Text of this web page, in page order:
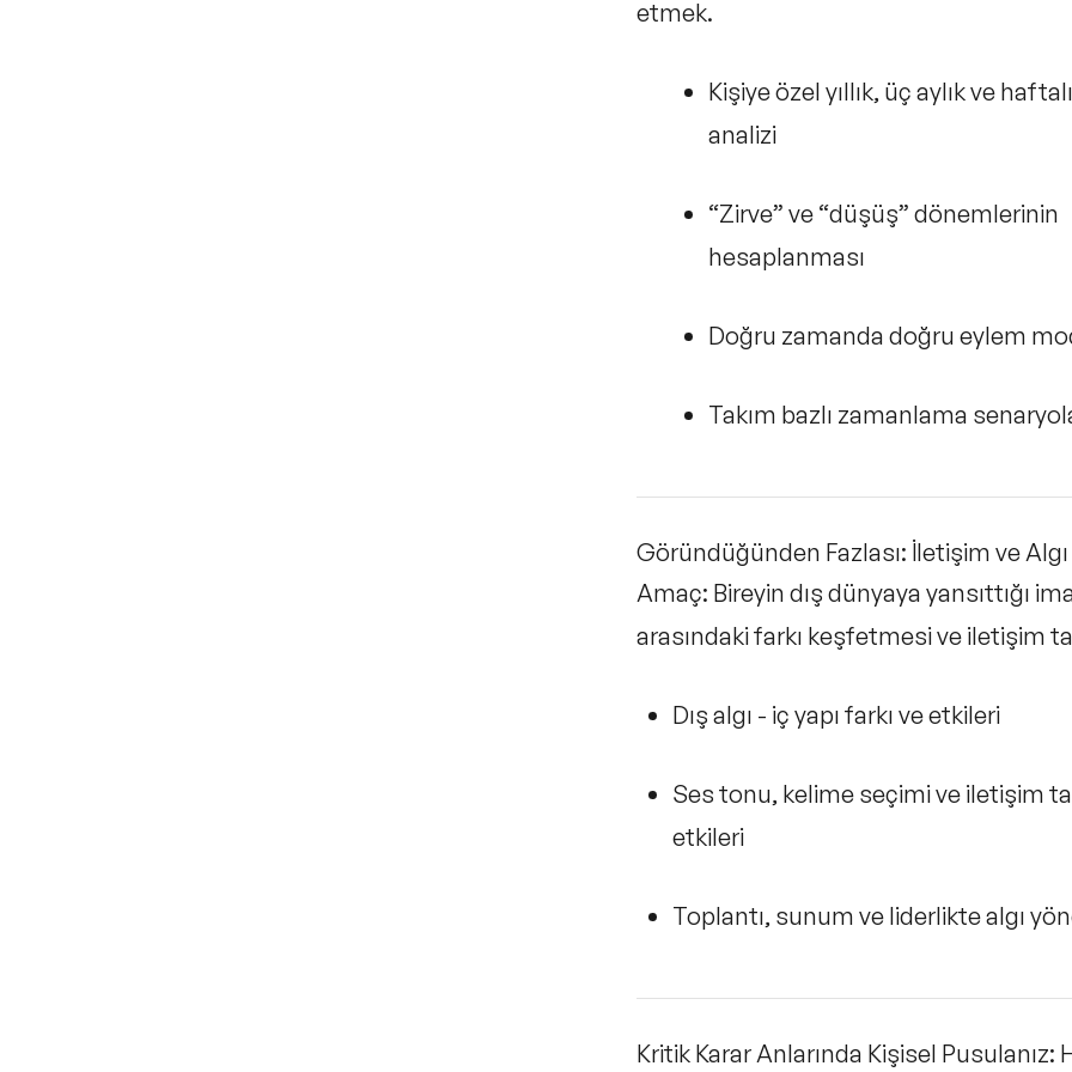
etmek.
Kişiye özel yıllık, üç aylık ve
analizi
“Zirve” ve “düşüş” dönemlerinin
hesaplanması
Doğru zamanda doğru eylem
Takım bazlı zamanlama
Göründüğünden Fazlası: İletişim ve
Amaç: Bireyin dış dünyaya yansıttığı
arasındaki farkı keşfetmesi ve iletişim
Dış algı - iç yapı farkı ve etkileri
Ses tonu, kelime seçimi ve iletişim
etkileri
Toplantı, sunum ve liderlikte algı
Kritik Karar Anlarında Kişisel